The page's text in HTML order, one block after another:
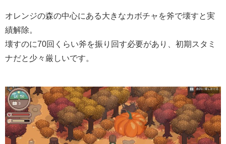
オレンジの森の中心にある大きなカボチャを斧で壊すと実
績解除。
壊すのに70回くらい斧を振り回す必要があり、初期スタミ
ナだと少々厳しいです。